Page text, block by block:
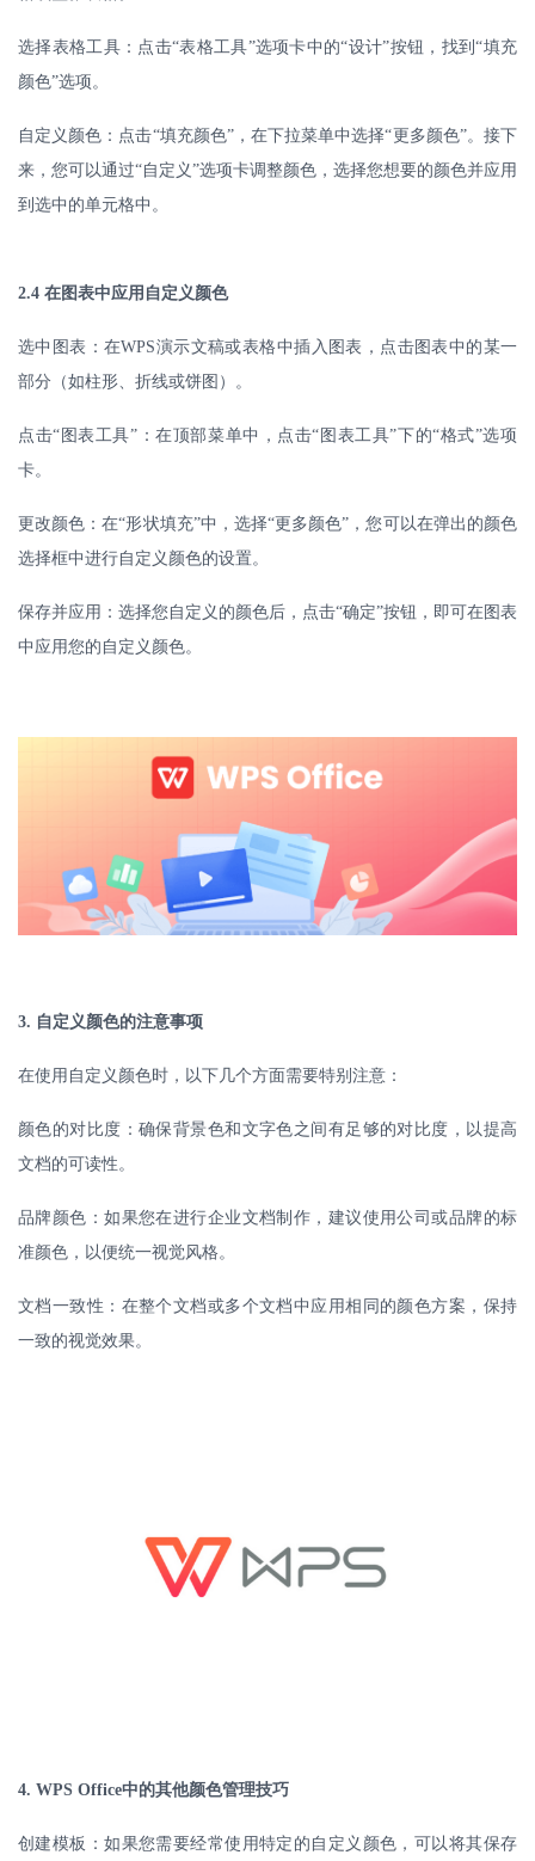
选择表格工具：点击“表格工具”选项卡中的“设计”按钮，找到“填充
颜色”选项。
自定义颜色：点击“填充颜色”，在下拉菜单中选择“更多颜色”。接下
来，您可以通过“自定义”选项卡调整颜色，选择您想要的颜色并应用
到选中的单元格中。
2.4 在图表中应用自定义颜色
选中图表：在WPS演示文稿或表格中插入图表，点击图表中的某一
部分（如柱形、折线或饼图）。
点击“图表工具”：在顶部菜单中，点击“图表工具”下的“格式”选项
卡。
更改颜色：在“形状填充”中，选择“更多颜色”，您可以在弹出的颜色
选择框中进行自定义颜色的设置。
保存并应用：选择您自定义的颜色后，点击“确定”按钮，即可在图表
中应用您的自定义颜色。
3. 自定义颜色的注意事项
在使用自定义颜色时，以下几个方面需要特别注意：
颜色的对比度：确保背景色和文字色之间有足够的对比度，以提高
文档的可读性。
品牌颜色：如果您在进行企业文档制作，建议使用公司或品牌的标
准颜色，以便统一视觉风格。
文档一致性：在整个文档或多个文档中应用相同的颜色方案，保持
一致的视觉效果。
4. WPS Office中的其他颜色管理技巧
创建模板：如果您需要经常使用特定的自定义颜色，可以将其保存